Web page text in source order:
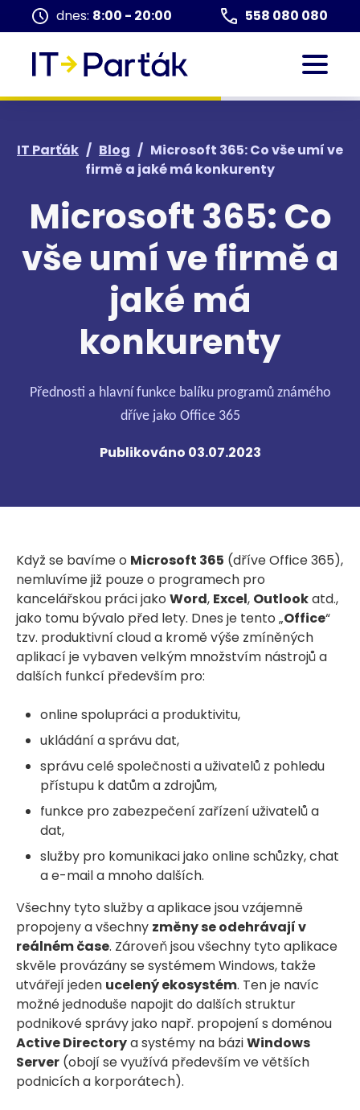
dnes: 8:00 - 20:00 558 080 080
IT Parťák / Blog / Microsoft 365: Co vše umí ve
firmě a jaké má konkurenty
Microsoft 365: Co
vše umí ve firmě a
jaké má
konkurenty
Přednosti a hlavní funkce balíku programů známého
dříve jako Office 365
Publikováno 03.07.2023
Když se bavíme o Microsoft 365 (dříve Office 365),
nemluvíme již pouze o programech pro
kancelářskou práci jako Word, Excel, Outlookatd.,
jako tomu bývalo před lety. Dnes je tento „Office“
tzv. produktivní cloud a kromě výše zmíněných
aplikací je vybaven velkým množstvím nástrojů a
dalších funkcí především pro:
online spolupráci a produktivitu,
ukládání a správu dat,
správu celé společnosti a uživatelů z pohledu
přístupu k datům a zdrojům,
funkce pro zabezpečení zařízení uživatelů a
dat,
služby pro komunikaci jako online schůzky, chat
a e-mail a mnoho dalších.
Všechny tyto služby a aplikace jsou vzájemně
propojeny a všechny změny se odehrávají v
reálném čase. Zároveň jsou všechny tyto aplikace
skvěle provázány se systémem Windows, takže
utvářejí jeden ucelený ekosystém. Ten je navíc
možné jednoduše napojit do dalších struktur
podnikové správy jako např. propojení s doménou
Active Directorya systémy na báziWindows
Server (obojí se využívá především ve větších
podnicích a korporátech).